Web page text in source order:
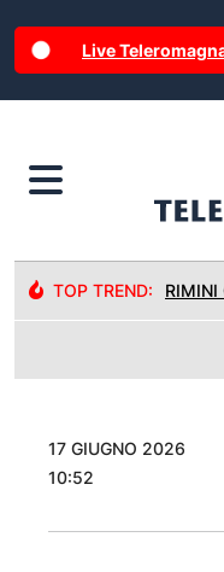
Live
TOP TREND: RIMINI
17 GIUGNO 2026
10:52